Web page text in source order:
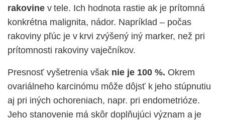
rakovine v tele. Ich hodnota rastie ak je prítomná
konkrétna malignita, nádor. Napríklad – počas
rakoviny pľúc je v krvi zvýšený iný marker, než pri
prítomnosti rakoviny vaječníkov.
Presnosť vyšetrenia však nie je 100 %. Okrem
ovariálneho karcinómu môže dôjsť k jeho stúpnutiu
aj pri iných ochoreniach, napr. pri endometrióze.
Jeho stanovenie má skôr doplňujúci význam a je